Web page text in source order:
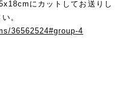
にカットしてお送りし
。
36562524#group-4